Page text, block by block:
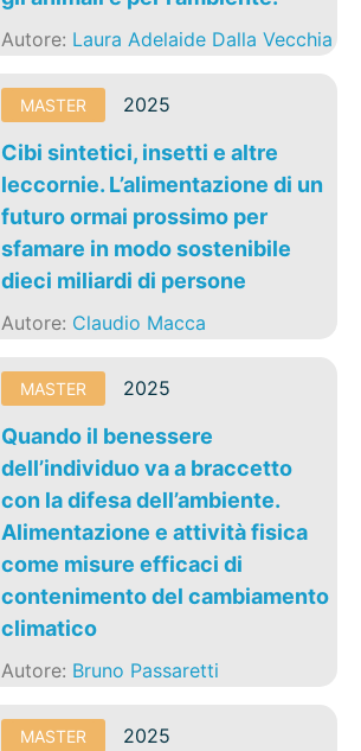
Autore: Laura Adelaide Dalla Vecchia
MASTER 2025
Cibi sintetici, insetti e altre
leccornie. L’alimentazione di un
futuro ormai prossimo per
sfamare in modo sostenibile
dieci miliardi di persone
Autore: Claudio Macca
MASTER 2025
Quando il benessere
dell’individuo va a braccetto
con la difesa dell’ambiente.
Alimentazione e attività fisica
come misure efficaci di
contenimento del cambiamento
climatico
Autore: Bruno Passaretti
MASTER 2025